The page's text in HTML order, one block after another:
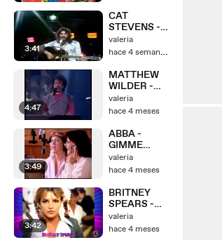
3:41
CAT
STEVENS -
WILD WORLD
valeria
hace 4 semanas
4:47
MATTHEW
WILDER -
BREAK MY
STRIDE -
REMIX
valeria
hace 4 meses
3:49
ABBA -
GIMME
GIMME
GIMME -
REMIX
valeria
hace 4 meses
3:42
BRITNEY
SPEARS -
BABY ONE
MORE TIME -
valeria
hace 4 meses